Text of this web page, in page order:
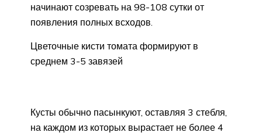
начинают созревать на 98-108 сутки от
появления полных всходов.
Цветочные кисти томата формируют в
среднем 3-5 завязей
Кусты обычно пасынкуют, оставляя 3 стебля,
на каждом из которых вырастает не более 4